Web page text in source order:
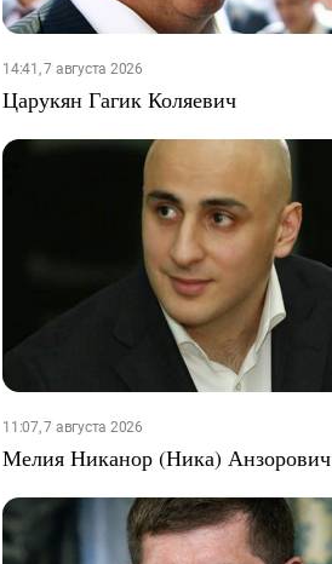
14:41, 7 августа 2026
Царукян Гагик Коляевич
11:07, 7 августа 2026
Мелия Никанор (Ника) Анзорович